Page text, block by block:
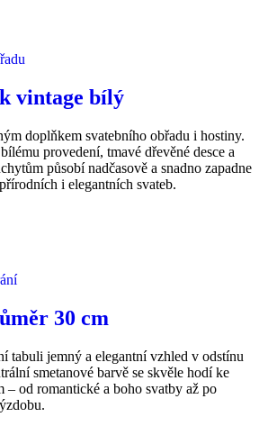
vintage bílý
doplňkem svatebního obřadu i hostiny.
provedení, tmavé dřevěné desce a
působí nadčasově a snadno zapadne
i elegantních svateb.
30 cm
tabuli jemný a elegantní vzhled v odstínu
smetanové barvě se skvěle hodí ke
– od romantické a boho svatby až po